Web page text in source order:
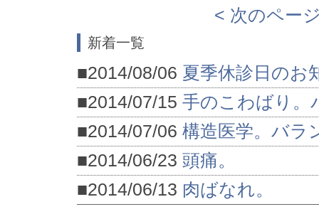
< 次のペー
新着一覧
■2014/08/06 夏季休診日のお
■2014/07/15 手のこわばり。
■2014/07/06 構造医学。バラ
■2014/06/23 頭痛。
■2014/06/13 肉ばなれ。